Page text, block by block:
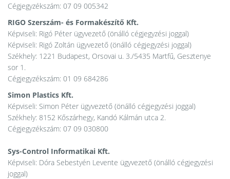
Cégjegyzékszám: 07 09 005342
RIGO Szerszám- és Formakészítő Kft.
Képviseli: Rigó Péter ügyvezető (önálló cégjegyzési joggal)
Képviseli: Rigó Zoltán ügyvezető (önálló cégjegyzési joggal)
Székhely: 1221 Budapest, Orsovai u. 3./5435 Martfű, Gesztenye
sor 1.
Cégjegyzékszám: 01 09 684286
Simon Plastics Kft.
Képviseli: Simon Péter ügyvezető (önálló cégjegyzési joggal)
Székhely: 8152 Kőszárhegy, Kandó Kálmán utca 2.
Cégjegyzékszám: 07 09 030800
Sys-Control Informatikai Kft.
Képviseli: Dóra Sebestyén Levente ügyvezető (önálló cégjegyzési
joggal)